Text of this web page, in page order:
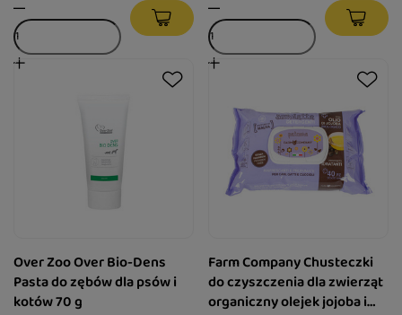
Over Zoo Over Bio-Dens
Pasta do zębów dla psów i
kotów 70 g
Farm Company Chusteczki
do czyszczenia dla zwierząt
organiczny olejek jojoba i